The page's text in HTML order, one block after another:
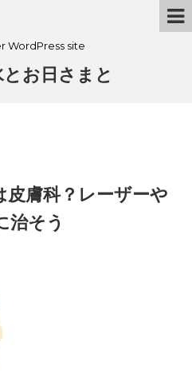
WordPress site
お日さまと
膚科？レーザーや
治そう